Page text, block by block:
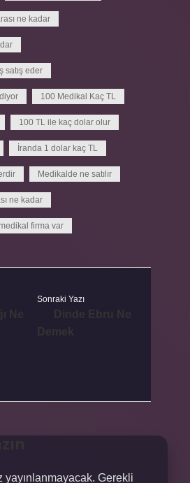
ne kadar
satış eder
100 Medikal Kaç TL
100 TL ile kaç dolar olur
İranda 1 dolar kaç TL
Medikalde ne satılır
ne kadar
firma var
Sonraki Yazı
yayınlanmayacak. Gerekli